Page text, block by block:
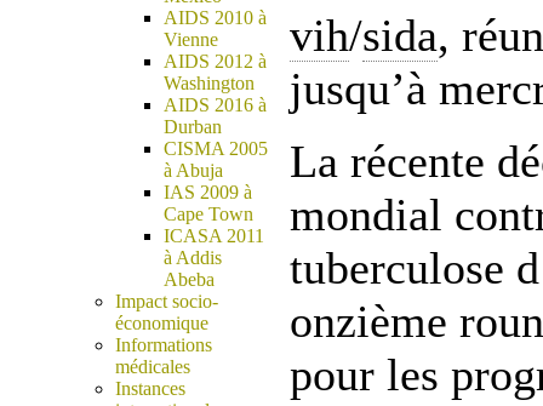
AIDS 2010 à
Vienne
AIDS 2012 à
Washington
AIDS 2016 à
Durban
CISMA 2005
à Abuja
IAS 2009 à
Cape Town
ICASA 2011
à Addis
Abeba
Impact socio-
économique
Informations
médicales
Instances
vih/sida,
jusqu’à
La récente
mondial
tuberculose
onzième
pour les